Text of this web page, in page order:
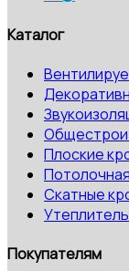
Каталог
Плоские
Скатные
Утеплитель
Покупателям